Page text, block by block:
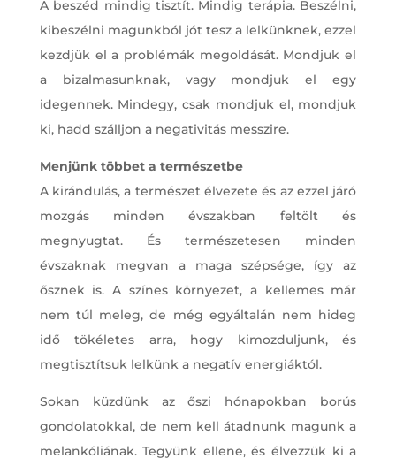
A beszéd mindig tisztít. Mindig terápia. Beszélni,
kibeszélni magunkból jót tesz a lelkünknek, ezzel
kezdjük el a problémák megoldását. Mondjuk el
a bizalmasunknak, vagy mondjuk el egy
idegennek. Mindegy, csak mondjuk el, mondjuk
ki, hadd szálljon a negativitás messzire.
Menjünk többet a természetbe
A kirándulás, a természet élvezete és az ezzel járó
mozgás minden évszakban feltölt és
megnyugtat. És természetesen minden
évszaknak megvan a maga szépsége, így az
ősznek is. A színes környezet, a kellemes már
nem túl meleg, de még egyáltalán nem hideg
idő tökéletes arra, hogy kimozduljunk, és
megtisztítsuk lelkünk a negatív energiáktól.
Sokan küzdünk az őszi hónapokban borús
gondolatokkal, de nem kell átadnunk magunk a
melankóliának. Tegyünk ellene, és élvezzük ki a